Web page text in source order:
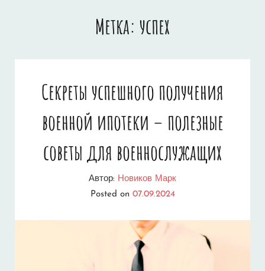
Метка: успех
Секреты успешного получения
военной ипотеки – полезные
советы для военнослужащих
Автор: Новиков Марк
Posted on 07.09.2024